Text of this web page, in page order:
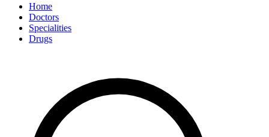
Home
Doctors
Specialities
Drugs